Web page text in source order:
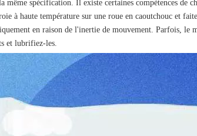
même spécification. Il existe certaines compétences de
à haute température sur une roue en caoutchouc et
en raison de l'inertie de mouvement. Parfois,
et lubrifiez-les.